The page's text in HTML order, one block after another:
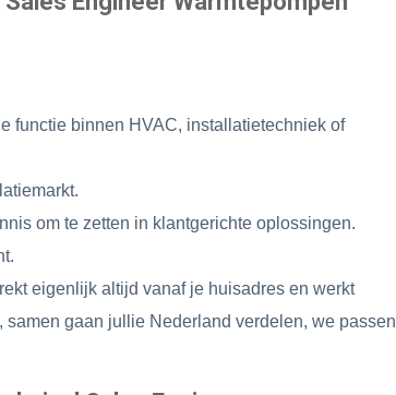
functie binnen HVAC, installatietechniek of
om te zetten in klantgerichte oplossingen.
eigenlijk altijd vanaf je huisadres en werkt
gaan jullie Nederland verdelen, we passen